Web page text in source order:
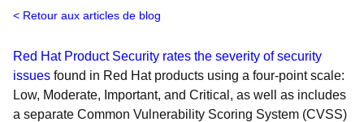
Retour aux articles de blog
Red Hat Product Security rates the severity of security
issues found in Red Hat products using a four-point scale:
Low, Moderate, Important, and Critical, as well as includes
a separate Common Vulnerability Scoring System (CVSS)